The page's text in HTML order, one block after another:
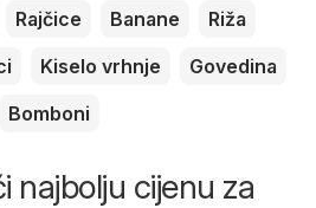
Rajčice Banane
Riža
Kiselo vrhnje
Govedina
Bomboni
najbolju cijenu za